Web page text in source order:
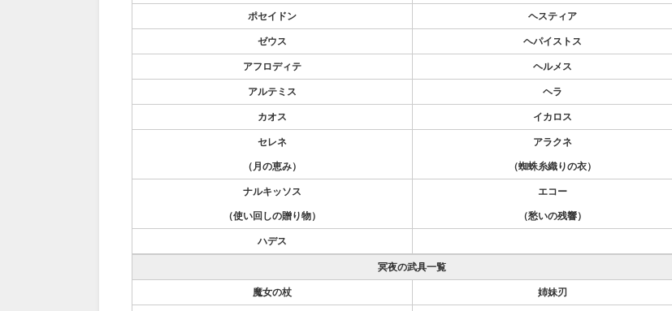
ポセイドン ヘスティア
ゼウス ヘパイストス
アフロディテ ヘルメス
アルテミス ヘラ
カオス イカロス
セレネ
（月の恵み）
アラクネ
（蜘蛛糸織りの衣）
ナルキッソス
（使い回しの贈り物）
エコー
（愁いの残響）
ハデス
冥夜の武具一覧
魔女の杖 姉妹刃